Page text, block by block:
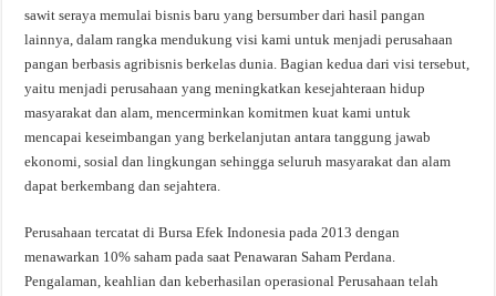
sawit seraya memulai bisnis baru yang bersumber dari hasil pangan
lainnya, dalam rangka mendukung visi kami untuk menjadi perusahaan
pangan berbasis agribisnis berkelas dunia. Bagian kedua dari visi tersebut,
yaitu menjadi perusahaan yang meningkatkan kesejahteraan hidup
masyarakat dan alam, mencerminkan komitmen kuat kami untuk
mencapai keseimbangan yang berkelanjutan antara tanggung jawab
ekonomi, sosial dan lingkungan sehingga seluruh masyarakat dan alam
dapat berkembang dan sejahtera.
Perusahaan tercatat di Bursa Efek Indonesia pada 2013 dengan
menawarkan 10% saham pada saat Penawaran Saham Perdana.
Pengalaman, keahlian dan keberhasilan operasional Perusahaan telah